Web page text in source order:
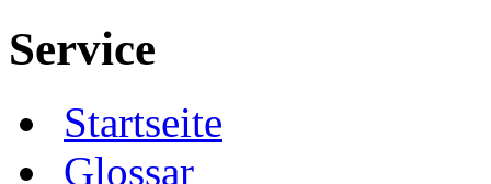
Service
Startseite
Glossar